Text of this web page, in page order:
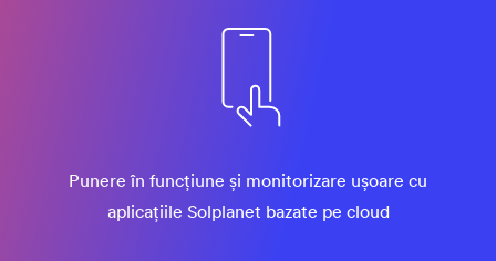
Punere în funcțiune și monitorizare ușoare cu
aplicațiile Solplanet bazate pe cloud